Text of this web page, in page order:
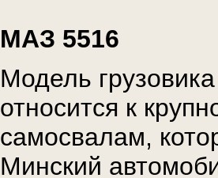
МАЗ 5516
Модель
относится к
самосвалам,
Минский